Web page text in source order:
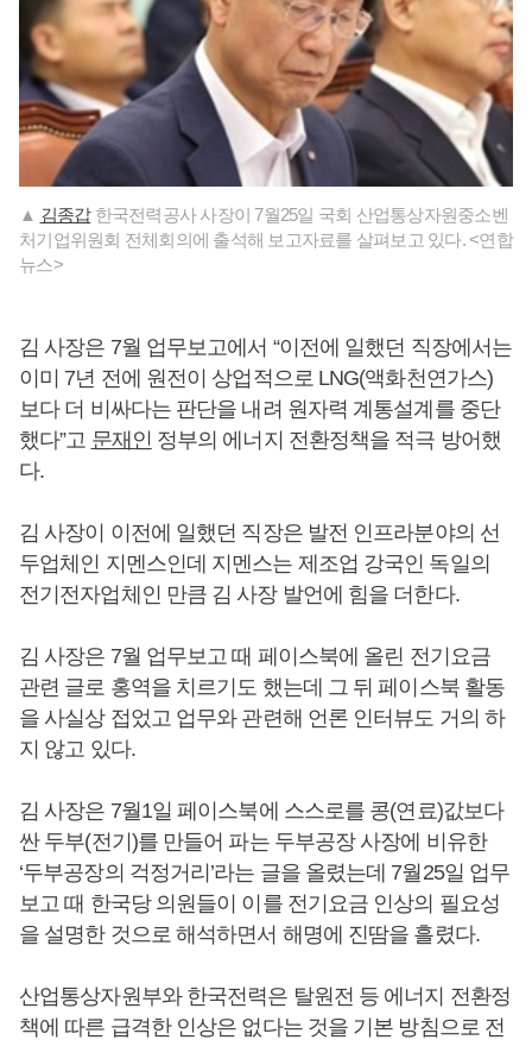
▲ 김종갑한국전력공사 사장이 7월25일 국회 산업통상자원중소벤
처기업위원회 전체회의에 출석해 보고자료를 살펴보고 있다. <연합
뉴스>
김 사장은 7월 업무보고에서 “이전에 일했던 직장에서는
이미 7년 전에 원전이 상업적으로 LNG(액화천연가스)
보다 더 비싸다는 판단을 내려 원자력 계통설계를 중단
했다”고 문재인 정부의 에너지 전환정책을 적극 방어했
다.
김 사장이 이전에 일했던 직장은 발전 인프라분야의 선
두업체인 지멘스인데 지멘스는 제조업 강국인 독일의
전기전자업체인 만큼 김 사장 발언에 힘을 더한다.
김 사장은 7월 업무보고 때 페이스북에 올린 전기요금
관련 글로 홍역을 치르기도 했는데 그 뒤 페이스북 활동
을 사실상 접었고 업무와 관련해 언론 인터뷰도 거의 하
지 않고 있다.
김 사장은 7월1일 페이스북에 스스로를 콩(연료)값보다
싼 두부(전기)를 만들어 파는 두부공장 사장에 비유한
‘두부공장의 걱정거리’라는 글을 올렸는데 7월25일 업무
보고 때 한국당 의원들이 이를 전기요금 인상의 필요성
을 설명한 것으로 해석하면서 해명에 진땀을 흘렸다.
산업통상자원부와 한국전력은 탈원전 등 에너지 전환정
책에 따른 급격한 인상은 없다는 것을 기본 방침으로 전